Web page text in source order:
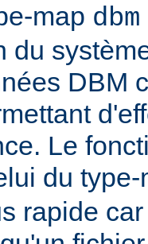
map dbm
du
DBM
Le
du
rapide